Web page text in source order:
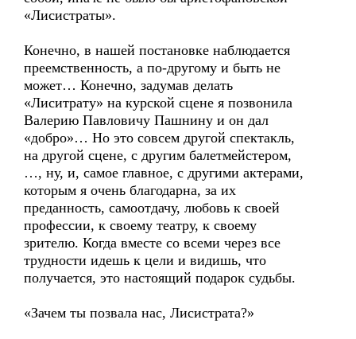
«Лисистраты».
Конечно, в нашей постановке наблюдается
преемственность, а по-другому и быть не
может… Конечно, задумав делать
«Лиситрату» на курской сцене я позвонила
Валерию Павловичу Пашнину и он дал
«добро»… Но это совсем другой спектакль,
на другой сцене, с другим балетмейстером,
…, ну, и, самое главное, с другими актерами,
которым я очень благодарна, за их
преданность, самоотдачу, любовь к своей
профессии, к своему театру, к своему
зрителю. Когда вместе со всеми через все
трудности идешь к цели и видишь, что
получается, это настоящий подарок судьбы.
«Зачем ты позвала нас, Лисистрата?»